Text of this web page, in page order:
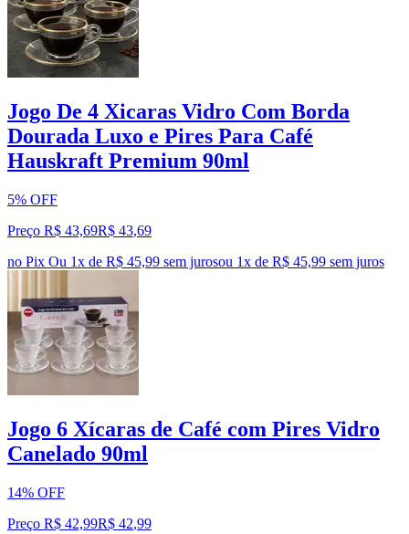
Jogo De 4 Xicaras Vidro Com Borda
Dourada Luxo e Pires Para Café
Hauskraft Premium 90ml
5% OFF
Preço R$ 43,69R$ 43,69
no Pix Ou 1x de R$ 45,99 sem jurosou 1x de R$ 45,99 sem juros
Jogo 6 Xícaras de Café com Pires Vidro
Canelado 90ml
14% OFF
Preço R$ 42,99R$ 42,99